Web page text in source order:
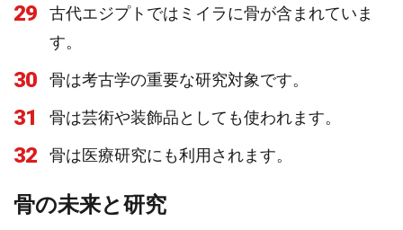
29
古代エジプトではミイラに骨が含まれていま
す。
30 骨は考古学の重要な研究対象です。
31 骨は芸術や装飾品としても使われます。
32 骨は医療研究にも利用されます。
骨の未来と研究